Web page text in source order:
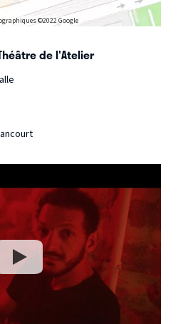
©2022 Google
de l'Atelier